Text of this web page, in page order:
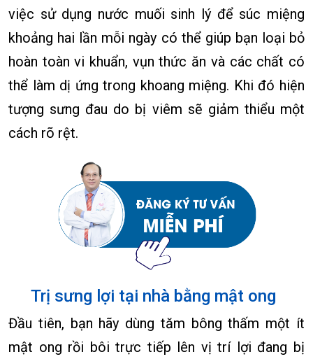
việc sử dụng nước muối sinh lý để súc miệng
khoảng hai lần mỗi ngày có thể giúp bạn loại bỏ
hoàn toàn vi khuẩn, vụn thức ăn và các chất có
thể làm dị ứng trong khoang miệng. Khi đó hiện
tượng sưng đau do bị viêm sẽ giảm thiểu một
cách rõ rệt.
Trị sưng lợi tại nhà bằng mật ong
Đầu tiên, bạn hãy dùng tăm bông thấm một ít
mật ong rồi bôi trực tiếp lên vị trí lợi đang bị